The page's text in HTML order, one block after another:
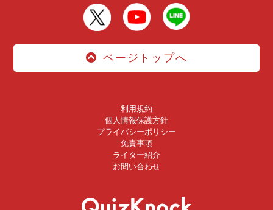
ページトップへ
利用規約
個人情報保護方針
プライバシーポリシー
免責事項
ライター紹介
お問い合わせ